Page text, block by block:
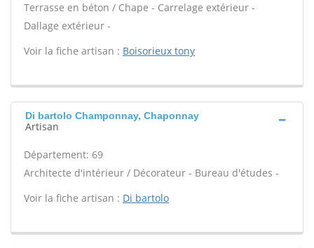
Terrasse en béton / Chape - Carrelage extérieur -
Dallage extérieur -
Voir la fiche artisan : Boisorieux tony
Di bartolo Champonnay, Chaponnay
Artisan
Département: 69
Architecte d'intérieur / Décorateur - Bureau d'études -
Voir la fiche artisan : Di bartolo